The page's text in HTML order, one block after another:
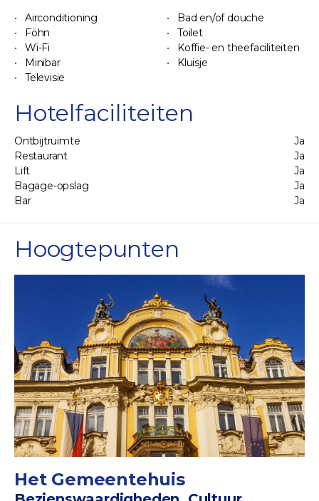
Airconditioning
Bad en/of douche
Föhn
Toilet
Wi-Fi
Koffie- en theefaciliteiten
Minibar
Kluisje
Televisie
Hotelfaciliteiten
Ontbijtruimte
Ja
Restaurant
Ja
Lift
Ja
Bagage-opslag
Ja
Bar
Ja
Hoogtepunten
Het Gemeentehuis